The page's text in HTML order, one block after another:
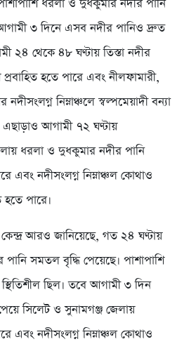
ধরলা ও দুধকুমার নদীর পানি
৩ দিনে এসব নদীর পানিও দ্রুত
২৪ থেকে ৪৮ ঘণ্টায় তিস্তা নদীর
হতে পারে এবং নীলফামারী,
নিম্নাঞ্চলে স্বল্পমেয়াদী বন্যা
এছাড়াও আগামী ৭২ ঘণ্টায়
ধরলা ও দুধকুমার নদীর পানি
এবং নদীসংলগ্ন নিম্নাঞ্চল কোথাও
হতে পারে।
আরও জানিয়েছে, গত ২৪ ঘণ্টায়
পানি সমতল বৃদ্ধি পেয়েছে। পাশাপাশি
ছিল। তবে আগামী ৩ দিন
সিলেট ও সুনামগঞ্জ জেলায়
এবং নদীসংলগ্ন নিম্নাঞ্চল কোথাও